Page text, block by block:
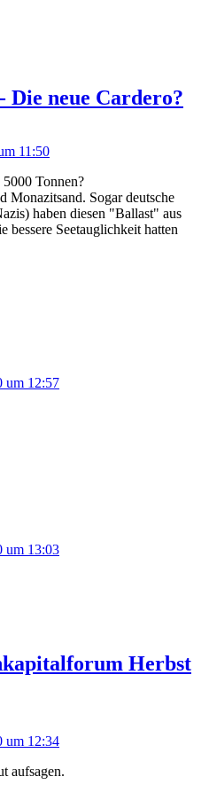
neue Cardero?
11:50
Tonnen?
Monazitsand. Sogar deutsche
haben diesen "Ballast" aus
bessere Seetauglichkeit hatten
um 12:57
um 13:03
Herbst
um 12:34
aufsagen.